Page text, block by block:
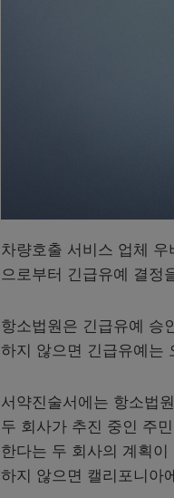
차량호출 서비스 업체
으로부터 긴급유예 결정
항소법원은 긴급유예 승
하지 않으면 긴급유예는
서약진술서에는 항소법
두 회사가 추진 중인 주
한다는 두 회사의 계획
하지 않으면 캘리포니아